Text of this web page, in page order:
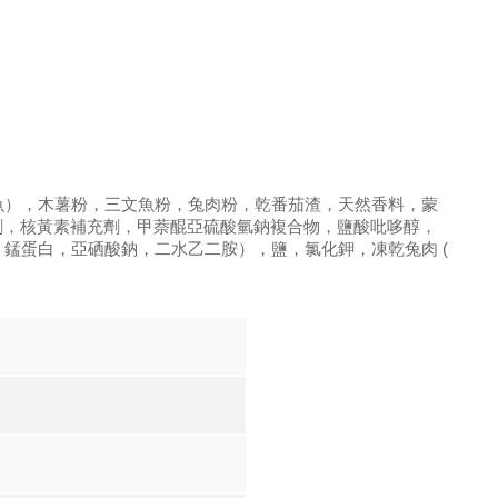
，木薯粉，三文魚粉，兔肉粉，乾番茄渣，天然香料，蒙
核黃素補充劑，甲萘醌亞硫酸氫鈉複合物，鹽酸吡哆醇，
蛋白，亞硒酸鈉，二水乙二胺），鹽，氯化鉀，凍乾兔肉 (